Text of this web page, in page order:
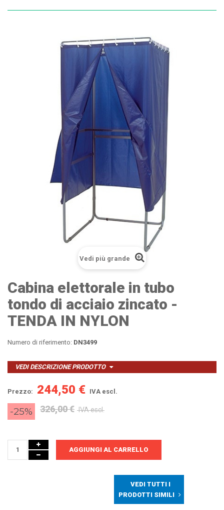
Vedi più grande
Cabina elettorale in tubo
tondo di acciaio zincato -
TENDA IN NYLON
Numero di riferimento: DN3499
VEDI DESCRIZIONE PRODOTTO
Prezzo: 244,50 € IVA escl.
-25% 326,00 € IVA escl.
AGGIUNGI AL CARRELLO
VEDI TUTTI I
PRODOTTI SIMILI